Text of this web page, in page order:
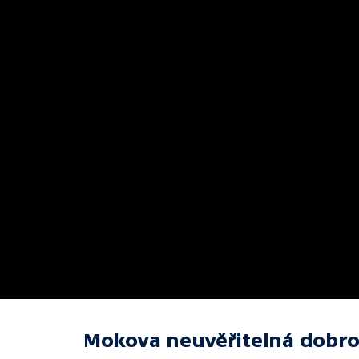
Mokova neuvěřitelná